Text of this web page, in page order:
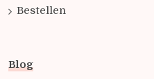
Bestellen
Blog